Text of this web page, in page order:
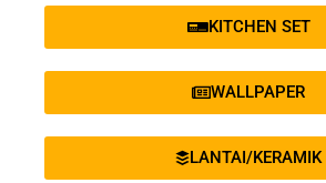
KITCHEN SET
WALLPAPER
LANTAI/KERAMIK